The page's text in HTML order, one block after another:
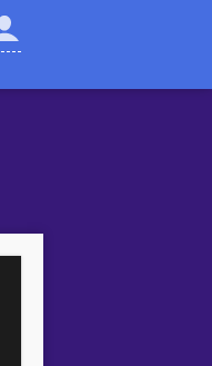
harmony